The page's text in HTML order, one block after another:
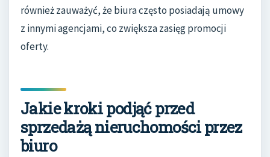
również zauważyć, że biura często posiadają umowy
z innymi agencjami, co zwiększa zasięg promocji
oferty.
Jakie kroki podjąć przed
sprzedażą nieruchomości przez
biuro